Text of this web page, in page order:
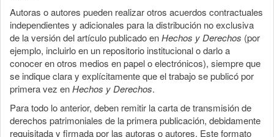
Autoras o autores pueden realizar otros acuerdos contractuales
independientes y adicionales para la distribución no exclusiva
de la versión del artículo publicado enHechos y Derechos (por
ejemplo, incluirlo en un repositorio institucional o darlo a
conocer en otros medios en papel o electrónicos), siempre que
se indique clara y explícitamente que el trabajo se publicó por
primera vez enHechos y Derechos.
Para todo lo anterior, deben remitir la carta de transmisión de
derechos patrimoniales de la primera publicación, debidamente
requisitada y firmada por las autoras o autores. Este formato